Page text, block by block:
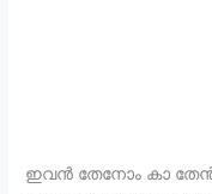
ഇവൻ തേനോം കാ